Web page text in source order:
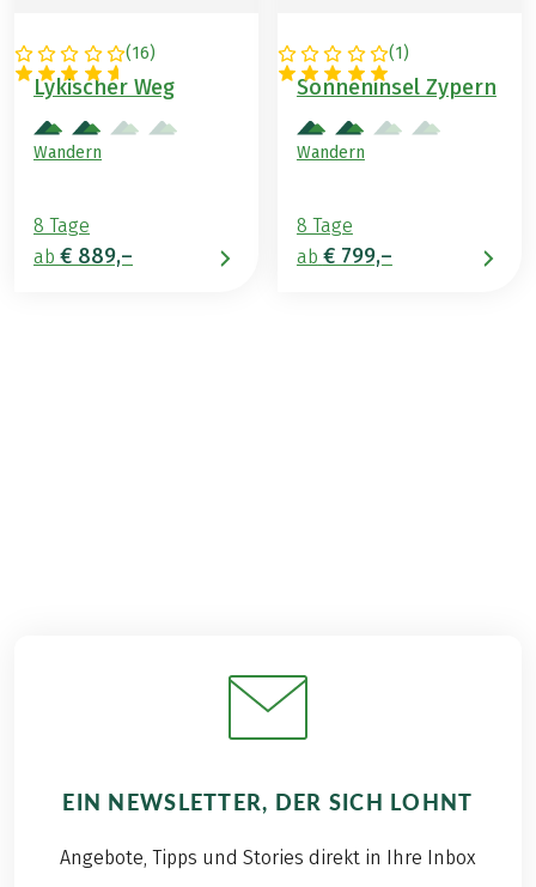
(16)
TÜRKEI
Lykischer Weg
Wandern
8 Tage
ab € 889,–
(1)
ZYPERN
Sonneninsel Zypern
Wandern
8 Tage
ab € 799,–
EIN NEWSLETTER, DER SICH LOHNT
Angebote, Tipps und Stories direkt in Ihre Inbox